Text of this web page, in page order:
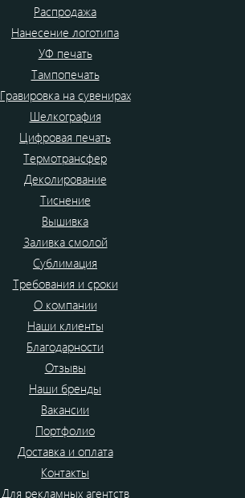
Распродажа
Нанесение логотипа
УФ печать
Тампопечать
Гравировка на сувенирах
Шелкография
Цифровая печать
Термотрансфер
Деколирование
Тиснение
Вышивка
Заливка смолой
Сублимация
Требования и сроки
О компании
Наши клиенты
Благодарности
Отзывы
Наши бренды
Вакансии
Портфолио
Доставка и оплата
Контакты
Для рекламных агентств